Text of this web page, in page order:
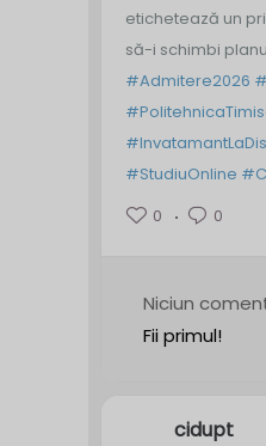
etichetează un
să-i schimbi
#Admitere2026
#StudiuOnline
0
0
Niciun
Fii primul!
cidupt